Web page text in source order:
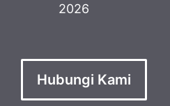
2026
Hubungi Kami